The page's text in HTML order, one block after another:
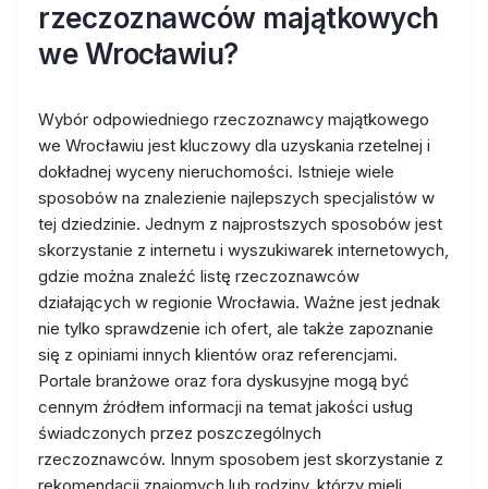
rzeczoznawców majątkowych
we Wrocławiu?
Wybór odpowiedniego rzeczoznawcy majątkowego
we Wrocławiu jest kluczowy dla uzyskania rzetelnej i
dokładnej wyceny nieruchomości. Istnieje wiele
sposobów na znalezienie najlepszych specjalistów w
tej dziedzinie. Jednym z najprostszych sposobów jest
skorzystanie z internetu i wyszukiwarek internetowych,
gdzie można znaleźć listę rzeczoznawców
działających w regionie Wrocławia. Ważne jest jednak
nie tylko sprawdzenie ich ofert, ale także zapoznanie
się z opiniami innych klientów oraz referencjami.
Portale branżowe oraz fora dyskusyjne mogą być
cennym źródłem informacji na temat jakości usług
świadczonych przez poszczególnych
rzeczoznawców. Innym sposobem jest skorzystanie z